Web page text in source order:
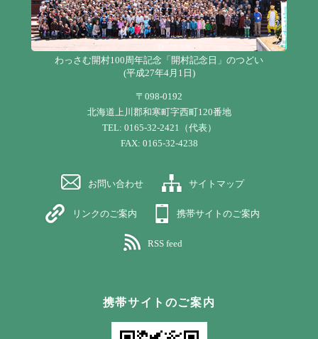
わっさむ開村100周年記念「開村記念日」のつどい
(平成27年4月1日)
〒098-0192
北海道上川郡和寒町字西町120番地
TEL: 0165-32-2421（代表）
FAX: 0165-32-4238
お問い合わせ サイトマップ
リンクのご案内 携帯サイトのご案内
RSS feed
携帯サイトのご案内